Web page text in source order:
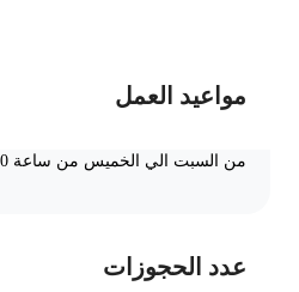
مواعيد العمل
من السبت الي الخميس من ساعة 10 ص الي 10 م
عدد الحجوزات